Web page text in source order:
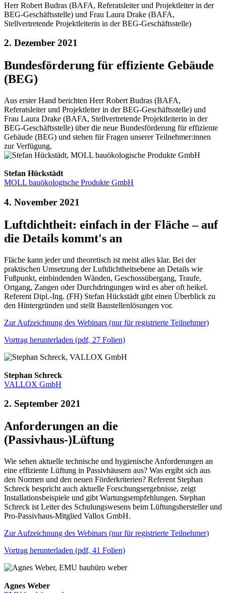
Herr Robert Budras (BAFA, Referatsleiter und Projektleiter in der
BEG-Geschäftsstelle) und Frau Laura Drake (BAFA,
Stellvertretende Projektleiterin in der BEG-Geschäftsstelle)
2. Dezember 2021
Bundesförderung für effiziente Gebäude
(BEG)
Aus erster Hand berichten Herr Robert Budras (BAFA,
Referatsleiter und Projektleiter in der BEG-Geschäftsstelle) und
Frau Laura Drake (BAFA, Stellvertretende Projektleiterin in der
BEG-Geschäftsstelle) über die neue Bundesförderung für effiziente
Gebäude (BEG) und stehen für Fragen unserer Teilnehmer:innen
zur Verfügung.
Stefan Hückstädt
MOLL bauökologische Produkte GmbH
4. November 2021
Luftdichtheit: einfach in der Fläche – auf
die Details kommt's an
Fläche kann jeder und theoretisch ist meist alles klar. Bei der
praktischen Umsetzung der Luftdichtheitsebene an Details wie
Fußpunkt, einbindenden Wänden, Geschossübergang, Traufe,
Ortgang, Zangen oder Durchdringungen wird es aber oft heikel.
Referent Dipl.-Ing. (FH) Stefan Hückstädt gibt einen Überblick zu
den Hintergründen und stellt Baustellenlösungen vor.
Zur Aufzeichnung des Webinars (nur für registrierte Teilnehmer)
Vortrag herunterladen (pdf, 27 Folien)
Stephan Schreck
VALLOX GmbH
2. September 2021
Anforderungen an die
(Passivhaus-)Lüftung
Wie sehen aktuelle technische und hygienische Anforderungen an
eine effiziente Lüftung in Passivhäusern aus? Was ergibt sich aus
den Normen und den neuen Förderkriterien? Referent Stephan
Schreck bespricht auch aktuelle Forschungsergebnisse, zeigt
Installationsbeispiele und gibt Wartungsempfehlungen. Stephan
Schreck ist Leiter des Schulungswesens beim Lüftungshersteller und
Pro-Passivhaus-Mitglied Vallox GmbH.
Zur Aufzeichnung des Webinars (nur für registrierte Teilnehmer)
Vortrag herunterladen (pdf, 41 Folien)
Agnes Weber